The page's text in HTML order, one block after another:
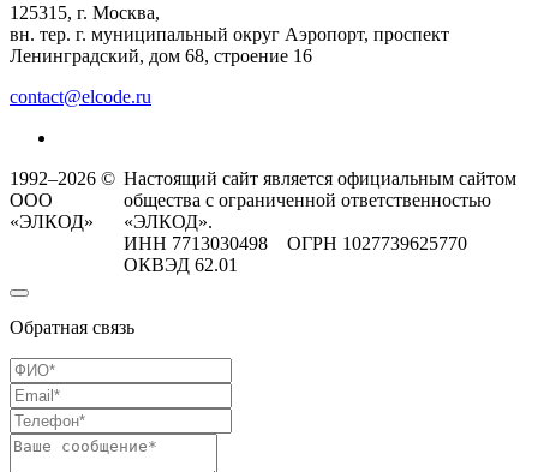
125315, г. Москва,
вн. тер. г. муниципальный округ Аэропорт, проспект
Ленинградский, дом 68, строение 16
contact@elcode.ru
1992–2026 ©
ООО
«ЭЛКОД»
Настоящий сайт является официальным сайтом
общества с ограниченной ответственностью
«ЭЛКОД».
ИНН 7713030498 ОГРН 1027739625770
ОКВЭД 62.01
Обратная связь